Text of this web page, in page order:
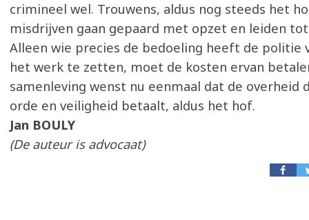
crimineel wel. Trouwens, aldus nog steeds het
misdrijven gaan gepaard met opzet en leiden
Alleen wie precies de bedoeling heeft de politie
het werk te zetten, moet de kosten ervan
samenleving wenst nu eenmaal dat de overheid
orde en veiligheid betaalt, aldus het hof.
Jan BOULY
(De auteur is advocaat)